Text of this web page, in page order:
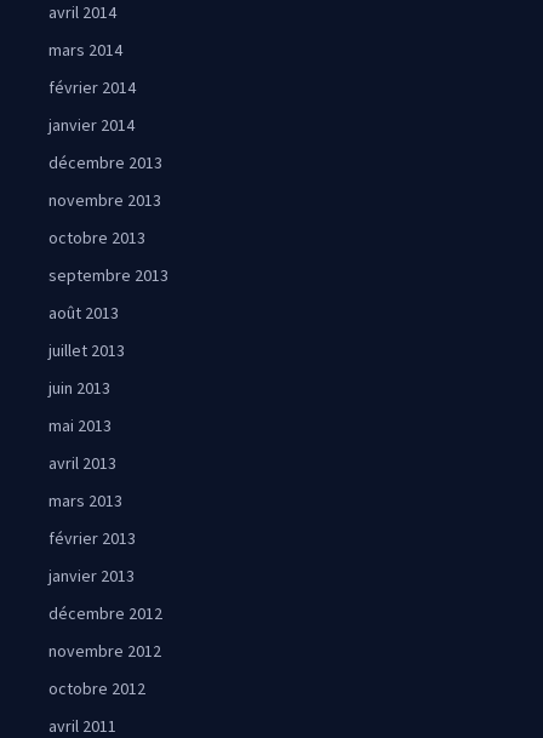
avril 2014
mars 2014
février 2014
janvier 2014
décembre 2013
novembre 2013
octobre 2013
septembre 2013
août 2013
juillet 2013
juin 2013
mai 2013
avril 2013
mars 2013
février 2013
janvier 2013
décembre 2012
novembre 2012
octobre 2012
avril 2011